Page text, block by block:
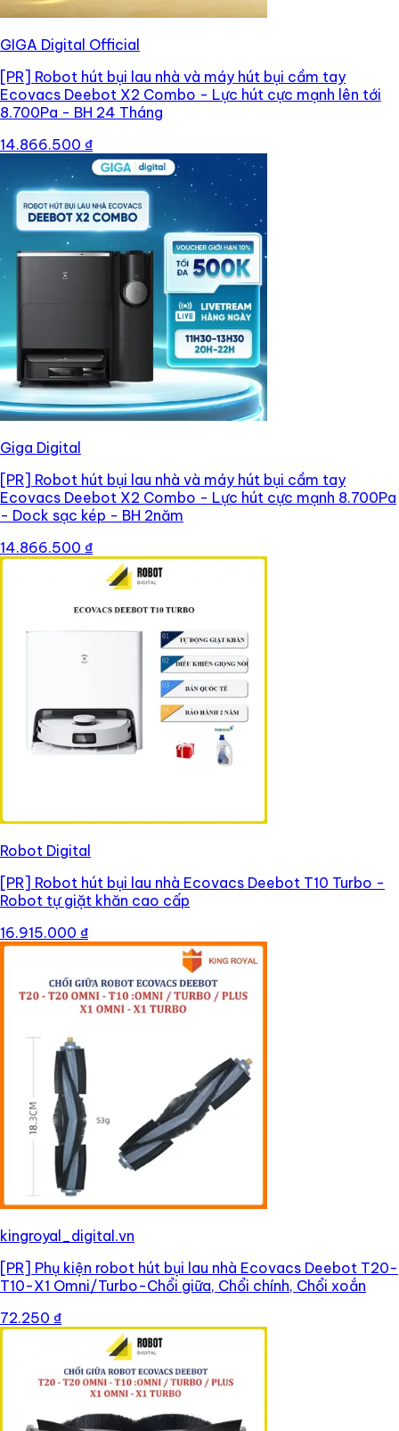
GIGA Digital Official
[PR] Robot hút bụi lau nhà và máy hút bụi cầm tay
Ecovacs Deebot X2 Combo - Lực hút cực mạnh lên tới
8.700Pa - BH 24 Tháng
14.866.500 ₫
Giga Digital
[PR] Robot hút bụi lau nhà và máy hút bụi cầm tay
Ecovacs Deebot X2 Combo - Lực hút cực mạnh 8.700Pa
- Dock sạc kép - BH 2năm
14.866.500 ₫
Robot Digital
[PR] Robot hút bụi lau nhà Ecovacs Deebot T10 Turbo -
Robot tự giặt khăn cao cấp
16.915.000 ₫
kingroyal_digital.vn
[PR] Phụ kiện robot hút bụi lau nhà Ecovacs Deebot T20-
T10-X1 Omni/Turbo-Chổi giữa, Chổi chính, Chổi xoắn
72.250 ₫